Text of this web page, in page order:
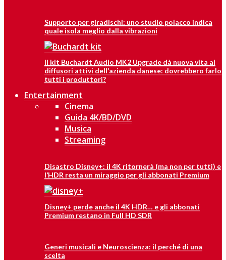
Supporto per giradischi: uno studio polacco indica
quale isola meglio dalla vibrazioni
Il kit Buchardt Audio MK2 Upgrade dà nuova vita ai
diffusori attivi dell’azienda danese: dovrebbero farlo
tutti i produttori?
Entertainment
Cinema
Guida 4K/BD/DVD
Musica
Streaming
Disastro Disney+: il 4K ritornerà (ma non per tutti) e
l’HDR resta un miraggio per gli abbonati Premium
Disney+ perde anche il 4K HDR… e gli abbonati
Premium restano in Full HD SDR
Generi musicali e Neuroscienza: il perché di una
scelta